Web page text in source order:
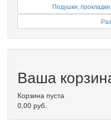
Подушки,
Ваша
Корзина пуста
0,00 руб.